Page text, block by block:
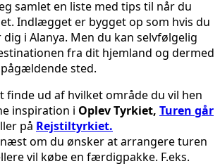
samlet en liste med tips til når du
Indlægget er bygget op som hvis du
i Alanya. Men du kan selvfølgelig
fra dit hjemland og dermed
sted.
finde ud af hvilket område du vil hen
inspiration i Oplev Tyrkiet, Turen går
på Rejstiltyrkiet.
om du ønsker at arrangere turen
vil købe en færdigpakke. F.eks.